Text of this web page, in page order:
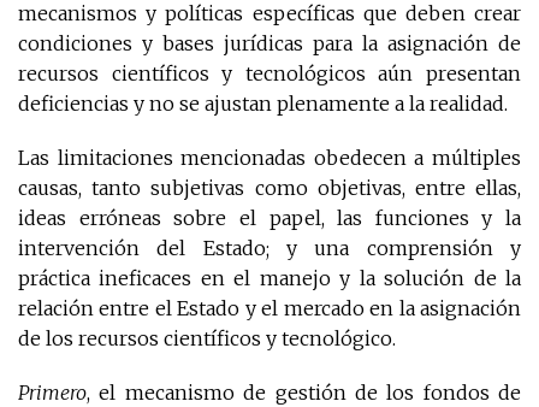
mecanismos y políticas específicas que deben crear
condiciones y bases jurídicas para la asignación de
recursos científicos y tecnológicos aún presentan
deficiencias y no se ajustan plenamente a la realidad.
Las limitaciones mencionadas obedecen a múltiples
causas, tanto subjetivas como objetivas, entre ellas,
ideas erróneas sobre el papel, las funciones y la
intervención del Estado; y una comprensión y
práctica ineficaces en el manejo y la solución de la
relación entre el Estado y el mercado en la asignación
de los recursos científicos y tecnológico.
Primero, el mecanismo de gestión de los fondos de